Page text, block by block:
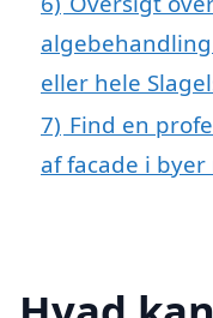
eller hele
7) Find en
af facade i